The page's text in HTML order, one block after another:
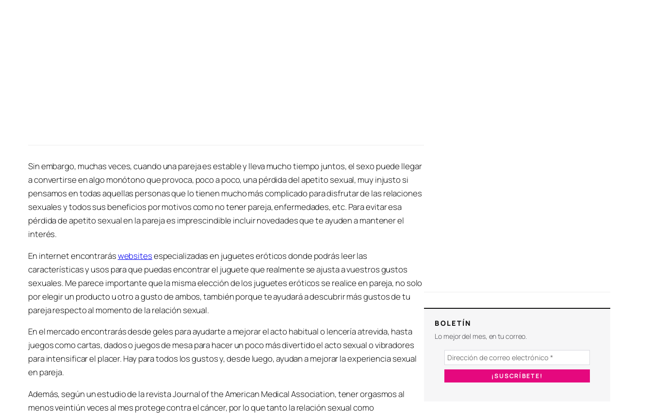
Sin embargo, muchas veces, cuando una pareja es estable y lleva mucho tiempo juntos, el sexo puede llegar
a convertirse en algo monótono que provoca, poco a poco, una pérdida del apetito sexual, muy injusto si
pensamos en todas aquellas personas que lo tienen mucho más complicado para disfrutar de las relaciones
sexuales y todos sus beneficios por motivos como no tener pareja, enfermedades, etc. Para evitar esa
pérdida de apetito sexual en la pareja es imprescindible incluir novedades que te ayuden a mantener el
interés.
En internet encontraráswebsitesespecializadas en juguetes eróticos donde podrás leer las
características y usos para que puedas encontrar el juguete que realmente se ajusta a vuestros gustos
sexuales. Me parece importante que la misma elección de los juguetes eróticos se realice en pareja, no solo
por elegir un producto u otro a gusto de ambos, también porque te ayudará a descubrir más gustos de tu
pareja respecto al momento de la relación sexual.
En el mercado encontrarás desde geles para ayudarte a mejorar el acto habitual o lencería atrevida, hasta
juegos como cartas, dados o juegos de mesa para hacer un poco más divertido el acto sexual o vibradores
para intensificar el placer. Hay para todos los gustos y, desde luego, ayudan a mejorar la experiencia sexual
en pareja.
Además, según un estudio de la revistaJournal of the American Medical Association, tener orgasmos al
menos veintiún veces al mes protege contra el cáncer, por lo que tanto la relación sexual como
BOLETÍN
Lo mejor del mes, en tu correo.